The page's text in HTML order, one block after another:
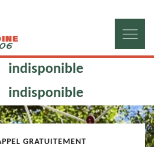
indisponible
indisponible
GRATUITEMENT